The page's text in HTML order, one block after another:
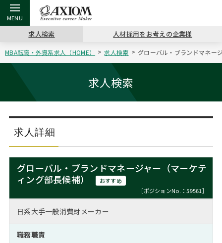
戻る
アクシアムの特長
戻る
コンサ
サービス案内
戻る
キャリ
コンサルタントの紹介
戻る
キャリア支援 TOP
キャリアデザイン講座
（最新求人市場動向）
戻る
MBAの
ステージ別アドバイス
MBAの転職事例
MBA留学生数の推移
戻る
日本か
インターン受入企業一覧
戻る
転職ツール TOP
英文レジュメの書き方
戻る
パワー
職務経歴書の書き方
よくある面接Q&A集
戻る
転職コラム TOP
“展”職相談室
転職市場の明日をよめ
転職成功への4つの鍵
注目企業インタビュー
戻る
イベント・セミナー TOP
ジョブフェア
キャリアデザインセミナー
キャリアフォーラム
Career Talk Live
戻る
会社概要 TOP
沿革
主なクライアント
採用情報
ニュースリリース
求人検索 人材採用をお考えの企業様
MBA転職・外資系求人（HOME） 求人検索 グローバル・ブランドマネー
求人検索
求人詳細
グローバル・ブランドマネージャー（マーケテ
ィング部長候補）
おすすめ
［ポジションNo.：59561］
日系大手一般消費財メーカー
職務職責